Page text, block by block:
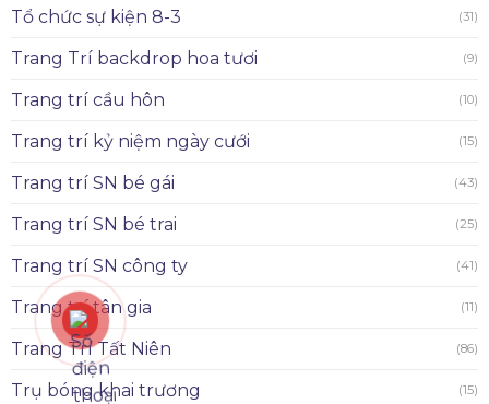
Tổ chức sự kiện 8-3 (31)
Trang Trí backdrop hoa tươi (9)
Trang trí cầu hôn (10)
Trang trí kỷ niệm ngày cưới (15)
Trang trí SN bé gái (43)
Trang trí SN bé trai (25)
Trang trí SN công ty (41)
Trang trí tân gia (11)
Trang Trí Tất Niên (86)
Trụ bóng khai trương (15)